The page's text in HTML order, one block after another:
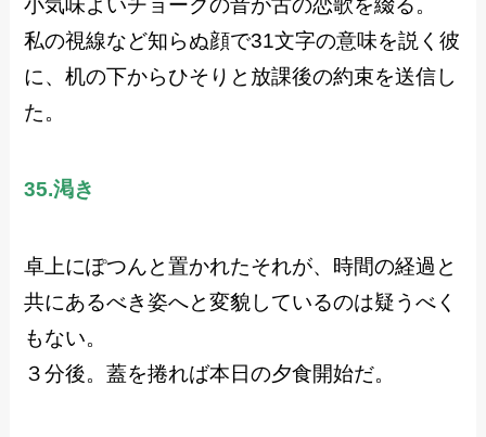
小気味よいチョークの音が古の恋歌を綴る。
私の視線など知らぬ顔で31文字の意味を説く彼
に、机の下からひそりと放課後の約束を送信し
た。
35.渇き
卓上にぽつんと置かれたそれが、時間の経過と
共にあるべき姿へと変貌しているのは疑うべく
もない。
３分後。蓋を捲れば本日の夕食開始だ。